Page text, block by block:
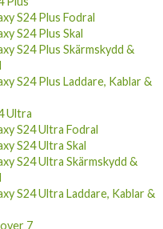
S24 Plus Skal
S24 Plus Skärmskydd &
S24 Plus Laddare, Kablar &
Ultra
S24 Ultra Fodral
S24 Ultra Skal
S24 Ultra Skärmskydd &
S24 Ultra Laddare, Kablar &
7